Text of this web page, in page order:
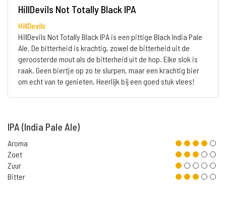
HillDevils Not Totally Black IPA
HillDevils
HillDevils Not Totally Black IPA is een pittige Black India Pale
Ale. De bitterheid is krachtig, zowel de bitterheid uit de
geroosterde mout als de bitterheid uit de hop. Elke slok is
raak. Geen biertje op zo te slurpen, maar een krachtig bier
om echt van te genieten. Heerlijk bij een goed stuk vlees!
IPA (India Pale Ale)
Aroma
Zoet
Zuur
Bitter